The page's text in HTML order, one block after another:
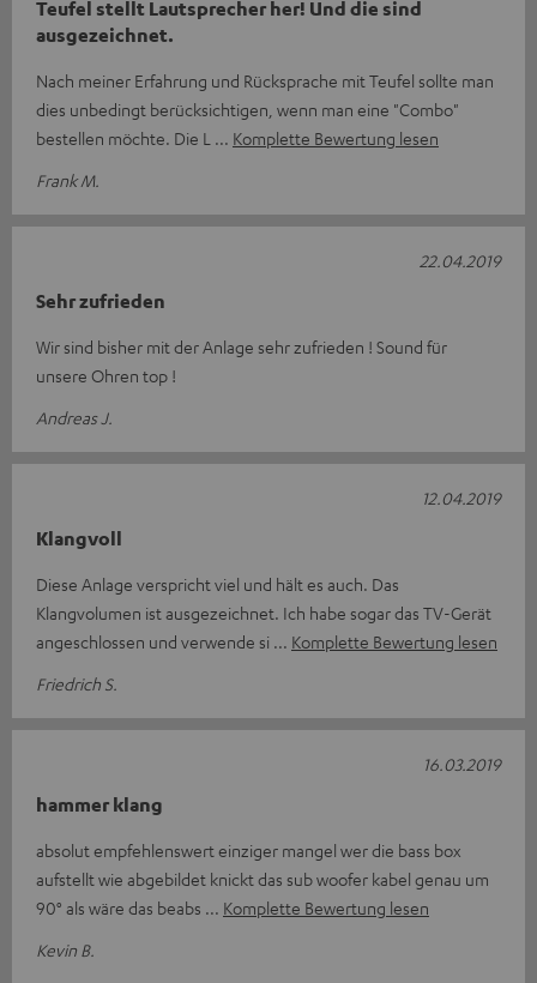
Teufel stellt Lautsprecher her! Und die sind
ausgezeichnet.
Nach meiner Erfahrung und Rücksprache mit Teufel sollte man
dies unbedingt berücksichtigen, wenn man eine "Combo"
bestellen möchte. Die L
Komplette Bewertung lesen
Frank M.
Sehr zufrieden
Wir sind bisher mit der Anlage sehr zufrieden ! Sound für
unsere Ohren top !
Andreas J.
22.04.2019
Klangvoll
Diese Anlage verspricht viel und hält es auch. Das
Klangvolumen ist ausgezeichnet. Ich habe sogar das TV-Gerät
angeschlossen und verwende si
Komplette Bewertung lesen
Friedrich S.
12.04.2019
hammer klang
absolut empfehlenswert einziger mangel wer die bass box
aufstellt wie abgebildet knickt das sub woofer kabel genau um
90° als wäre das beabs
Komplette Bewertung lesen
Kevin B.
16.03.2019